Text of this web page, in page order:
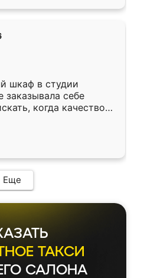
шкаф в студии
заказывала себе
когда качеством
кухня уже почти
Еще
ТАКСИ
САЛОНА